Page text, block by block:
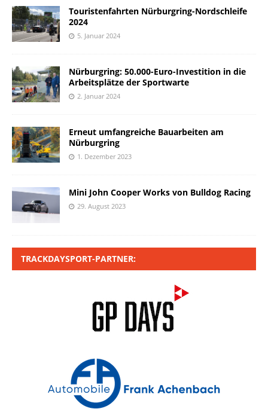
Touristenfahrten Nürburgring-Nordschleife
2024
5. Januar 2024
Nürburgring: 50.000-Euro-Investition in die
Arbeitsplätze der Sportwarte
2. Januar 2024
Erneut umfangreiche Bauarbeiten am
Nürburgring
1. Dezember 2023
Mini John Cooper Works von Bulldog Racing
29. August 2023
TRACKDAYSPORT-PARTNER: